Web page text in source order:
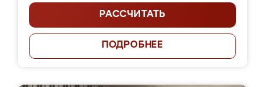
РАССЧИТАТЬ
ПОДРОБНЕЕ